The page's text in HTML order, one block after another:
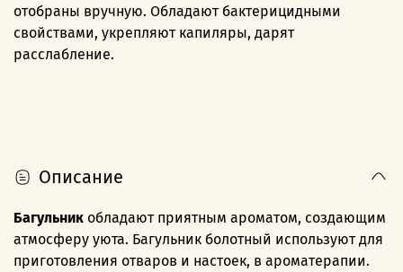
отобраны вручную. Обладают бактерицидными
свойствами, укрепляют капиляры, дарят
расслабление.
Описание
Багульник обладают приятным ароматом, создающим
атмосферу уюта. Багульник болотный используют для
приготовления отваров и настоек, в ароматерапии.